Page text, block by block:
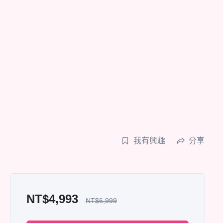
我有興趣 分享
NT$4,993 NT$6,999